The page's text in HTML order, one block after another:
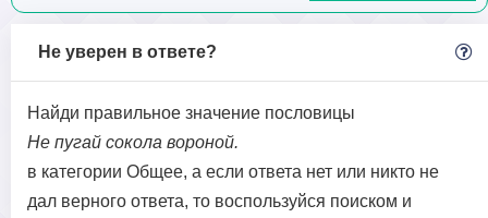
Не уверен в ответе?
Найди правильное значение пословицы
Не пугай сокола вороной.
в категории Общее, а если ответа нет или никто не
дал верного ответа, то воспользуйся поиском и